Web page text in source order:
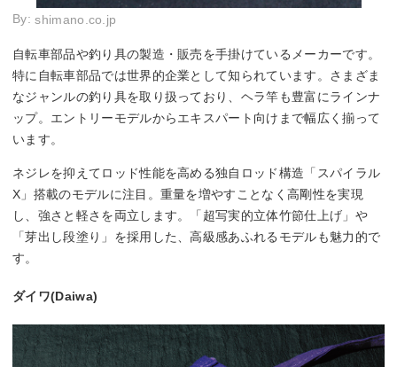
By:shimano.co.jp
自転車部品や釣り具の製造・販売を手掛けているメーカーです。
特に自転車部品では世界的企業として知られています。さまざま
なジャンルの釣り具を取り扱っており、ヘラ竿も豊富にラインナ
ップ。エントリーモデルからエキスパート向けまで幅広く揃って
います。
ネジレを抑えてロッド性能を高める独自ロッド構造「スパイラル
X」搭載のモデルに注目。重量を増やすことなく高剛性を実現
し、強さと軽さを両立します。「超写実的立体竹節仕上げ」や
「芽出し段塗り」を採用した、高級感あふれるモデルも魅力的で
す。
ダイワ(Daiwa)